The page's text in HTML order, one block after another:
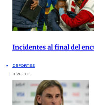
Incidentes al final del
DEPORTES
11:28 ECT